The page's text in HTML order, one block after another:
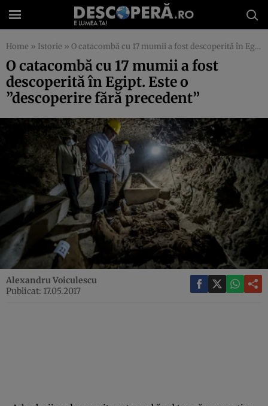
Home » Istorie » O catacombă cu 17 mumii a fost descoperită în Egipt. Este o ”descoperire fără precedent”
O catacombă cu 17 mumii a fost
descoperită în Egipt. Este o
”descoperire fără precedent”
Alexandru Voiculescu
Publicat: 17.05.2017